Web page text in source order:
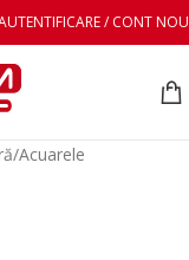
/ CONT NOU
/Acuarele